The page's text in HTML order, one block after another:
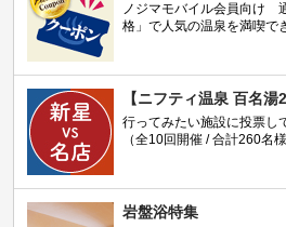
ノジマモバイル会員向け
格」で人気の温泉を満喫で
【ニフティ温泉 百名湯
行ってみたい施設に投票し
（全10回開催 / 合計260名様
岩盤浴特集